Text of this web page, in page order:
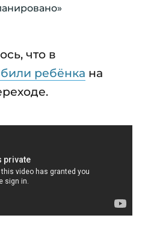
что в
ребёнка на